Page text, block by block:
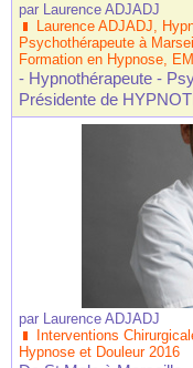
par Laurence ADJADJ
Laurence ADJADJ,
Psychothérapeute à
Formation en Hypnose,
- Hypnothérapeute -
Présidente de
par Laurence ADJADJ
Interventions
Hypnose et Douleur 2016